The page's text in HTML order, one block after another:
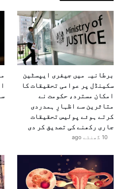
برطانیہ میں جیفری ایپسٹین
سکینڈل پر عوامی تحقیقات کا
امکان مسترد، حکومت نے
متاثرین سے اظہارِ ہمدردی
کرتے ہوئے پولیس تحقیقات
جاری رکھنے کی تصدیق کر دی
10 گھنٹے ago